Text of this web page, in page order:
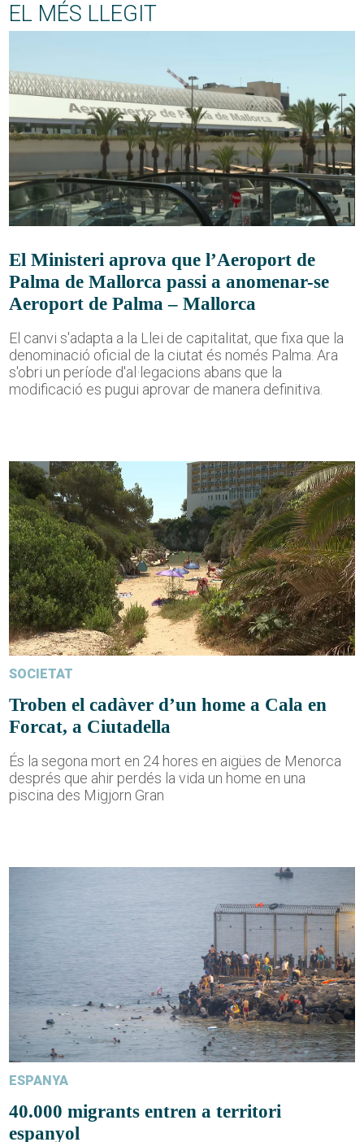
EL MÉS LLEGIT
El Ministeri aprova que l’Aeroport de
Palma de Mallorca passi a anomenar-se
Aeroport de Palma – Mallorca
El canvi s'adapta a la Llei de capitalitat, que fixa que la
denominació oficial de la ciutat és només Palma. Ara
s'obri un període d'al·legacions abans que la
modificació es pugui aprovar de manera definitiva.
SOCIETAT
Troben el cadàver d’un home a Cala en
Forcat, a Ciutadella
És la segona mort en 24 hores en aigües de Menorca
després que ahir perdés la vida un home en una
piscina des Migjorn Gran
ESPANYA
40.000 migrants entren a territori
espanyol